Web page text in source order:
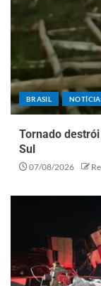
BRASIL
Tornado
Sul
07/08/2026